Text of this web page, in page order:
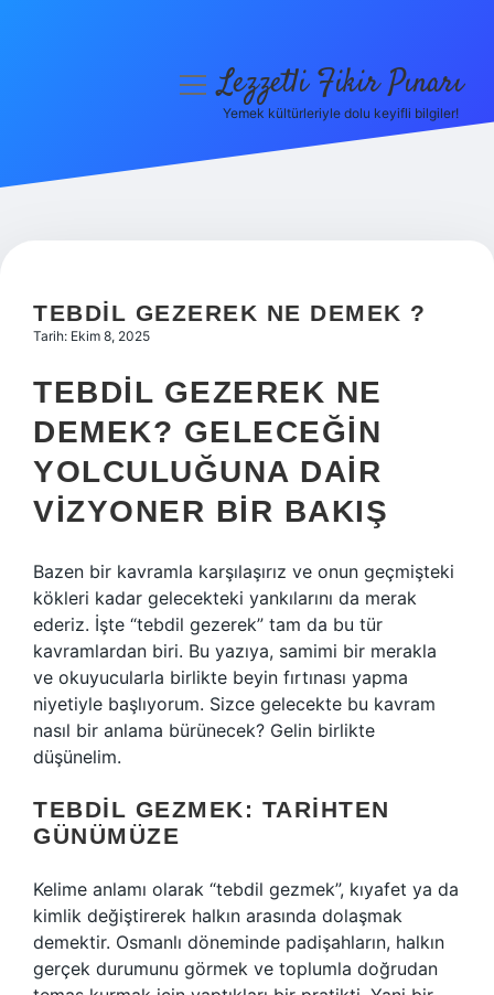
Hakkımızda
menüyüLezzetli Fikir Pınarı
Yemek kültürleriyle dolu keyifli bilgiler!
TEBDIL GEZEREK NE DEMEK ?
Tarih: Ekim 8, 2025
TEBDIL GEZEREK NE
DEMEK? GELECEĞIN
YOLCULUĞUNA DAIR
VIZYONER BIR BAKIŞ
Bazen bir kavramla karşılaşırız ve onun geçmişteki
kökleri kadar gelecekteki yankılarını da merak
ederiz. İşte “tebdil gezerek” tam da bu tür
kavramlardan biri. Bu yazıya, samimi bir merakla
ve okuyucularla birlikte beyin fırtınası yapma
niyetiyle başlıyorum. Sizce gelecekte bu kavram
nasıl bir anlama bürünecek? Gelin birlikte
düşünelim.
TEBDIL GEZMEK: TARIHTEN
GÜNÜMÜZE
Kelime anlamı olarak “tebdil gezmek”, kıyafet ya da
kimlik değiştirerek halkın arasında dolaşmak
demektir. Osmanlı döneminde padişahların, halkın
gerçek durumunu görmek ve toplumla doğrudan